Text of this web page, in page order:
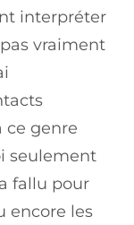
interpréter
vraiment
ce genre
seulement
fallu pour
encore les